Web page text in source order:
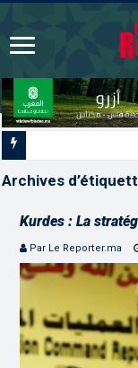
Archives
Kurdes : La
Par Le Reporter.ma